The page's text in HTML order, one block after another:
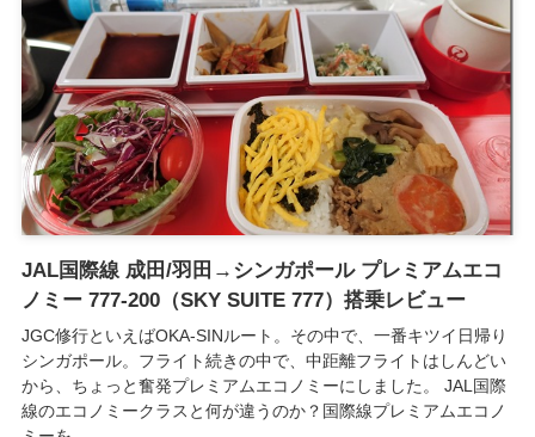
JAL国際線 成田/羽田→シンガポール プレミアムエコ
ノミー 777-200（SKY SUITE 777）搭乗レビュー
JGC修行といえばOKA-SINルート。その中で、一番キツイ日帰り
シンガポール。フライト続きの中で、中距離フライトはしんどい
から、ちょっと奮発プレミアムエコノミーにしました。 JAL国際
線のエコノミークラスと何が違うのか？国際線プレミアムエコノ